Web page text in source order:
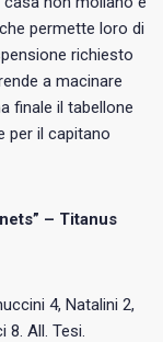
permette loro di
richiesto
a macinare
finale il tabellone
per il capitano
– Titanus
4, Natalini 2,
8. All. Tesi.